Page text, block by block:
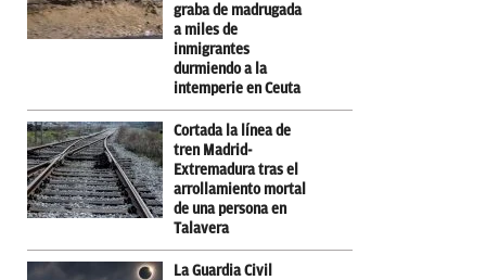
graba de madrugada
a miles de
inmigrantes
durmiendo a la
intemperie en Ceuta
Cortada la línea de
tren Madrid-
Extremadura tras el
arrollamiento mortal
de una persona en
Talavera
La Guardia Civil